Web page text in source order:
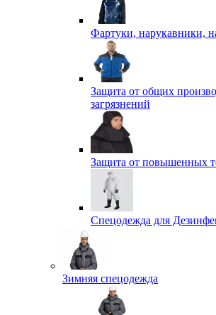
Фартуки, нарукавники,
Защита от общих
загрязнений
Защита от повышенных
Спецодежда для
Зимняя спецодежда